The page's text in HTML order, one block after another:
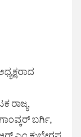
ರಾಜ್ಯ
ಬರ್ಗಿ,